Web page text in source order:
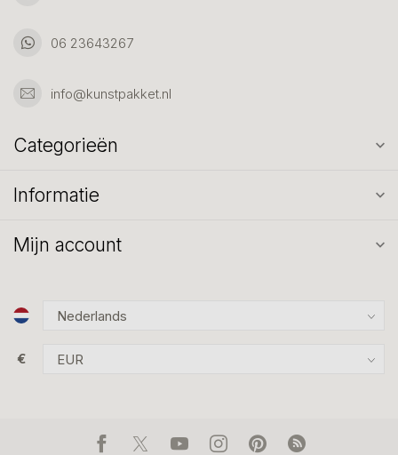
06 23643267
info@kunstpakket.nl
Categorieën
Informatie
Mijn account
€